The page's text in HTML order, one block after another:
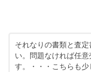
それなりの書類と査
い。問題なければ任意
す。・・・こちらも